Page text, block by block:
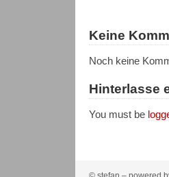
Keine
Noch keine
Hinterlasse
You must be